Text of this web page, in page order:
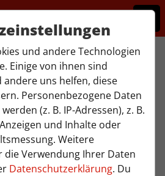
und andere Technologien
Einige von ihnen sind
andere uns helfen, diese
Personenbezogene Daten
(z. B. IP-Adressen), z. B.
und Inhalte oder
Weitere
Verwendung Ihrer Daten
Datenschutzerklärung. Du